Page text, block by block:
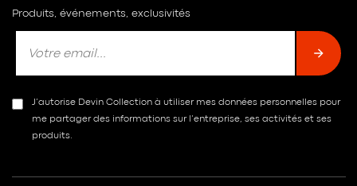
Produits, événements, exclusivités
J’autorise Devin Collection à utiliser mes données personnelles pour
me partager des informations sur l’entreprise, ses activités et ses
produits.